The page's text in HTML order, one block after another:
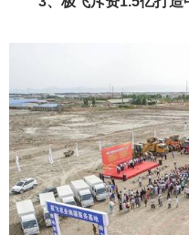
级风险投资公司Accel
初创公司，这笔融资令大
显示出硅谷对无人机的商
示，对大疆创新的这笔
的投资之一。 原文链接